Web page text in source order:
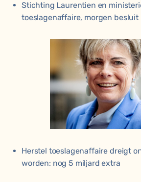
Stichting Laurentien en
toeslagenaffaire, morgen besluit
Herstel toeslagenaffaire dreigt
worden: nog 5 miljard extra